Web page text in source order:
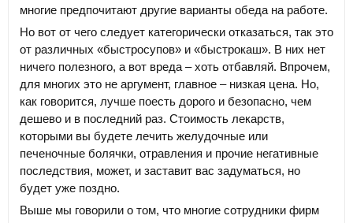
многие предпочитают другие варианты обеда на работе.
Но вот от чего следует категорически отказаться, так это
от различных «быстросупов» и «быстрокаш». В них нет
ничего полезного, а вот вреда – хоть отбавляй. Впрочем,
для многих это не аргумент, главное – низкая цена. Но,
как говорится, лучше поесть дорого и безопасно, чем
дешево и в последний раз. Стоимость лекарств,
которыми вы будете лечить желудочные или
печеночные болячки, отравления и прочие негативные
последствия, может, и заставит вас задуматься, но
будет уже поздно.
Выше мы говорили о том, что многие сотрудники фирм